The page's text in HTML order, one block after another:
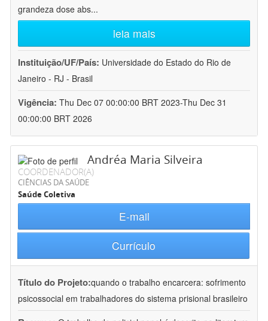
grandeza dose abs...
leia mais
Instituição/UF/País: Universidade do Estado do Rio de
Janeiro - RJ - Brasil
Vigência: Thu Dec 07 00:00:00 BRT 2023-Thu Dec 31
00:00:00 BRT 2026
Andréa Maria Silveira
COORDENADOR(A)
CIÊNCIAS DA SAÚDE
Saúde Coletiva
E-mail
Currículo
Título do Projeto:quando o trabalho encarcera: sofrimento
psicossocial em trabalhadores do sistema prisional brasileiro